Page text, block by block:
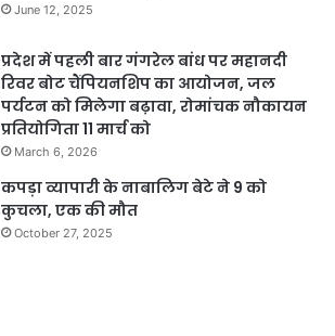
June 12, 2025
प्रदेश में पहली बार गंगरेल बांध पर महानदी
रिवर बोट चैंपियनशिप का आयोजन, जल
पर्यटन को मिलेगा बढ़ावा, रोमांचक नौकायन
प्रतियोगिता 11 मार्च को
March 6, 2026
कपड़ा व्यापारी के नाबालिग बेटे ने 9 को
कुचला, एक की मौत
October 27, 2025